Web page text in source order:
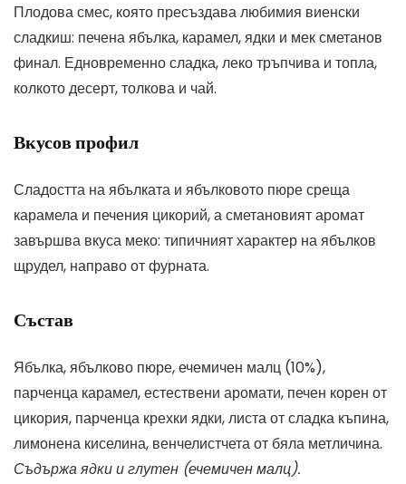
Плодова смес, която пресъздава любимия виенски
сладкиш: печена ябълка, карамел, ядки и мек сметанов
финал. Едновременно сладка, леко тръпчива и топла,
колкото десерт, толкова и чай.
Вкусов профил
Сладостта на ябълката и ябълковото пюре среща
карамела и печения цикорий, а сметановият аромат
завършва вкуса меко: типичният характер на ябълков
щрудел, направо от фурната.
Състав
Ябълка, ябълково пюре, ечемичен малц (10%),
парченца карамел, естествени аромати, печен корен от
цикория, парченца крехки ядки, листа от сладка къпина,
лимонена киселина, венчелистчета от бяла метличина.
Съдържа ядки и глутен (ечемичен малц).